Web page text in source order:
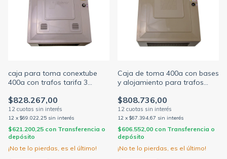
caja para toma conextube
400a con trafos tarifa 3
$828.267,00
12 x $69.022,25 sin interés
$621.200,25 con Transferencia o
depósito
¡No te lo pierdas, es el último!
Caja de toma 400a con bases
y alojamiento para trafos
$808.736,00
12 x $67.394,67 sin interés
$606.552,00 con Transferencia o
depósito
¡No te lo pierdas, es el último!